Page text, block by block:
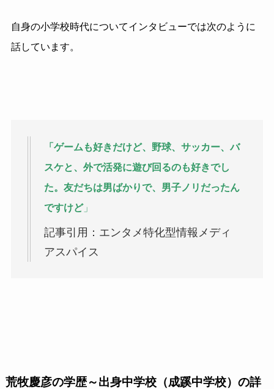
自身の小学校時代についてインタビューでは次のように
話しています。
「ゲームも好きだけど、野球、サッカー、バ
スケと、外で活発に遊び回るのも好きでし
た。友だちは男ばかりで、男子ノリだったん
ですけど」
記事引用：エンタメ特化型情報メディ
アスパイス
荒牧慶彦の学歴～出身中学校（成蹊中学校）の詳